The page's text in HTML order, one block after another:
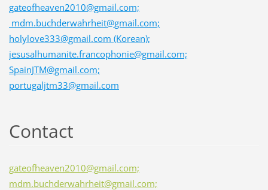
gateofheaven2010@gmail.com;
mdm.buchderwahrheit@gmail.com;
holylove333@gmail.com (Korean);
jesusalhumanite.francophonie@gmail.com;
SpainJTM@gmail.com;
portugaljtm33@gmail.com
Contact
gateofheaven2010@gmail.com;
mdm.buchderwahrheit@gmail.com;